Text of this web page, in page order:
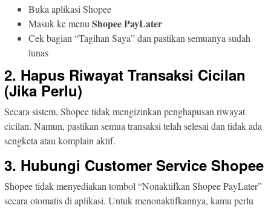
Buka aplikasi Shopee
Masuk ke menu Shopee PayLater
Cek bagian “Tagihan Saya” dan pastikan semuanya sudah
lunas
2. Hapus Riwayat Transaksi Cicilan
(Jika Perlu)
Secara sistem, Shopee tidak mengizinkan penghapusan riwayat
cicilan. Namun, pastikan semua transaksi telah selesai dan tidak ada
sengketa atau komplain aktif.
3. Hubungi Customer Service Shopee
Shopee tidak menyediakan tombol “Nonaktifkan Shopee PayLater”
secara otomatis di aplikasi. Untuk menonaktifkannya, kamu perlu